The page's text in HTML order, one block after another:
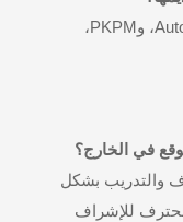
البرامج التي استخدمناها هنا هي Auto CAD، وPKPM،
والتدريب بشكل
للإشراف